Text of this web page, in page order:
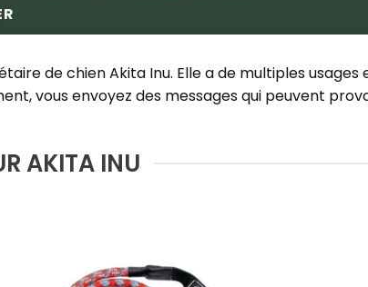
de chien Akita Inu. Elle a de multiples
vous envoyez des messages qui peuvent
AKITA INU